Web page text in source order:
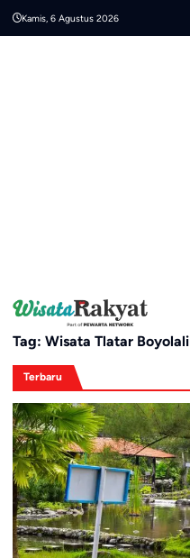
Kamis, 6 Agustus 2026
Tag: Wisata Tlatar Boyolali
Terbaru